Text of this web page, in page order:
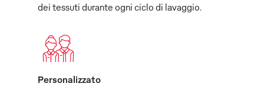
dei tessuti durante ogni ciclo di lavaggio.
Personalizzato